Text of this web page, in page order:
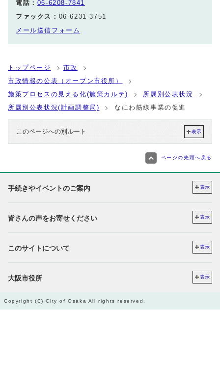
電話： 06-6208-7841
ファックス： 06-6231-3751
メール送信フォーム
トップページ
市政
市政情報の公表（オープン市役所）
施策プロセスの見える化(施策カルテ)
所属別公表状況
所属別公表状況(計画調整局)
なにわ筋線事業の促進
このページへの別ルート 表示
ページの先頭へ戻る
手続きやイベントのご案内 表示
皆さんの声をお寄せください 表示
このサイトについて 表示
大阪市役所 表示
Copyright (C) City of Osaka All rights reserved.